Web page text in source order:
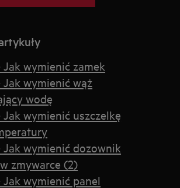
wymienić zamek
wymienić wąż
wodę
wymienić uszczelkę
wymienić dozownik
zmywarce (2)
wymienić panel